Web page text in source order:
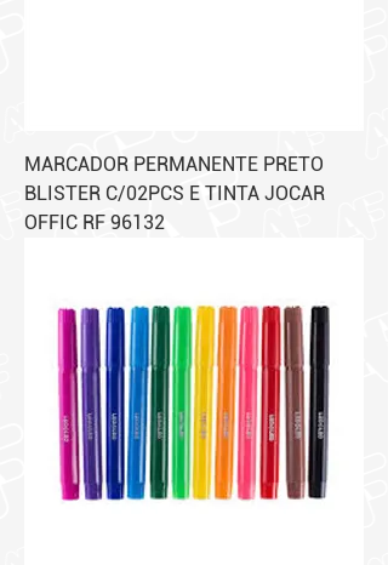
MARCADOR PERMANENTE PRETO
BLISTER C/02PCS E TINTA JOCAR
OFFIC RF 96132